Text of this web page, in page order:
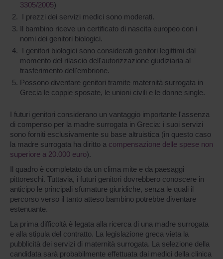
3305/2005)
I prezzi dei servizi medici sono moderati.
Il bambino riceve un certificato di nascita europeo con i
nomi dei genitori biologici.
I genitori biologici sono considerati genitori legittimi dal
momento del rilascio dell'autorizzazione giudiziaria al
trasferimento dell'embrione.
Possono diventare genitori tramite maternità surrogata in
Grecia le coppie sposate, le unioni civili e le donne single.
I futuri genitori considerano un vantaggio importante l'assenza
di compenso per la madre surrogata in Grecia: i suoi servizi
sono forniti esclusivamente su base altruistica (in questo caso
la madre surrogata ha diritto a compensazione delle spese non
superiore a 20.000 eurо).
Il quadro è completato da un clima mite e da paesaggi
pittoreschi. Tuttavia, i futuri genitori dovrebbero conoscere in
anticipo le principali sfumature giuridiche, senza le quali il
percorso verso il tanto atteso bambino potrebbe diventare
estenuante.
La prima difficoltà è legata alla ricerca di una madre surrogata
e alla stipula del contratto. La legislazione greca vieta la
pubblicità dei servizi di maternità surrogata. La selezione della
candidata sarà probabilmente effettuata dai medici della clinica